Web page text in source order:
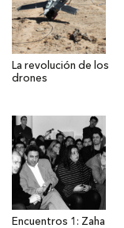
La revolución de los
drones
Encuentros 1: Zaha